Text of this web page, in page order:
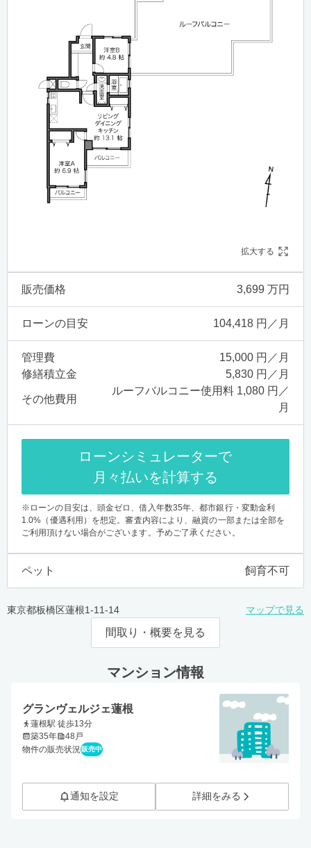
拡大する
販売価格 3,699 万円
ローンの目安 104,418 円／月
管理費
15,000 円／月
修繕積立金
5,830 円／月
その他費用
ルーフバルコニー使用料 1,080 円／
月
ローンシミュレーターで
月々払いを計算する
※ローンの目安は、頭金ゼロ、借入年数35年、都市銀行・変動金利
1.0%（優遇利用）を想定。審査内容により、融資の一部または全部を
ご利用頂けない場合がございます。予めご了承ください。
ペット 飼育不可
東京都板橋区蓮根1-11-14 マップで見る
間取り・概要を見る
マンション情報
グランヴェルジェ蓮根
蓮根駅 徒歩13分
築35年
48戸
物件の販売状況 販売中
通知を設定 詳細をみる